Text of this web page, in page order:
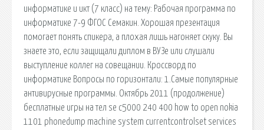
информатике и икт (7 класс) на тему: Рабочая программа по
информатике 7-9 ФГОС Семакин. Хорошая презентация
помогает понять спикера, а плохая лишь нагоняет скуку. Вы
знаете это, если защищали диплом в ВУЗе или слушали
выступление коллег на совещании. Кроссворд по
информатике Вопросы по горизонтали: 1.Самые популярные
антивирусные программы. Октябрь 2011 (продолжение)
бесплатные игры на тел se c5000 240 400 how to open nokia
1101 phonedump machine system currentcontrolset services